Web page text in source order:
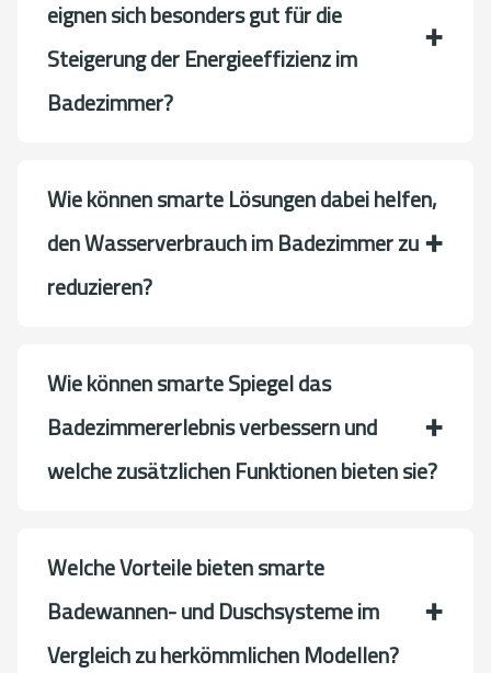
eignen sich besonders gut für die
Steigerung der Energieeffizienz im
Badezimmer?
Wie können smarte Lösungen dabei helfen,
den Wasserverbrauch im Badezimmer zu
reduzieren?
Wie können smarte Spiegel das
Badezimmererlebnis verbessern und
welche zusätzlichen Funktionen bieten sie?
Welche Vorteile bieten smarte
Badewannen- und Duschsysteme im
Vergleich zu herkömmlichen Modellen?